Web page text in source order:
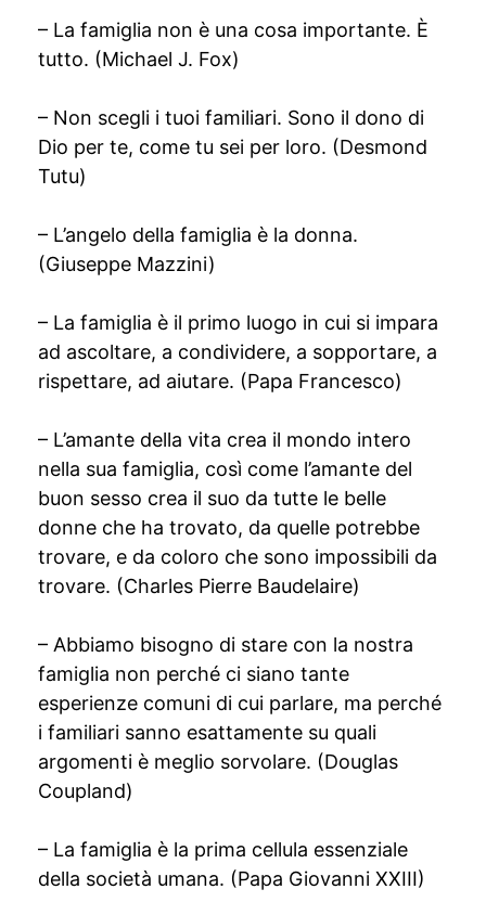
– La famiglia non è una cosa importante. È
tutto. (Michael J. Fox)
– Non scegli i tuoi familiari. Sono il dono di
Dio per te, come tu sei per loro. (Desmond
Tutu)
– L’angelo della famiglia è la donna.
(Giuseppe Mazzini)
– La famiglia è il primo luogo in cui si impara
ad ascoltare, a condividere, a sopportare, a
rispettare, ad aiutare. (Papa Francesco)
– L’amante della vita crea il mondo intero
nella sua famiglia, così come l’amante del
buon sesso crea il suo da tutte le belle
donne che ha trovato, da quelle potrebbe
trovare, e da coloro che sono impossibili da
trovare. (Charles Pierre Baudelaire)
– Abbiamo bisogno di stare con la nostra
famiglia non perché ci siano tante
esperienze comuni di cui parlare, ma perché
i familiari sanno esattamente su quali
argomenti è meglio sorvolare. (Douglas
Coupland)
– La famiglia è la prima cellula essenziale
della società umana. (Papa Giovanni XXIII)